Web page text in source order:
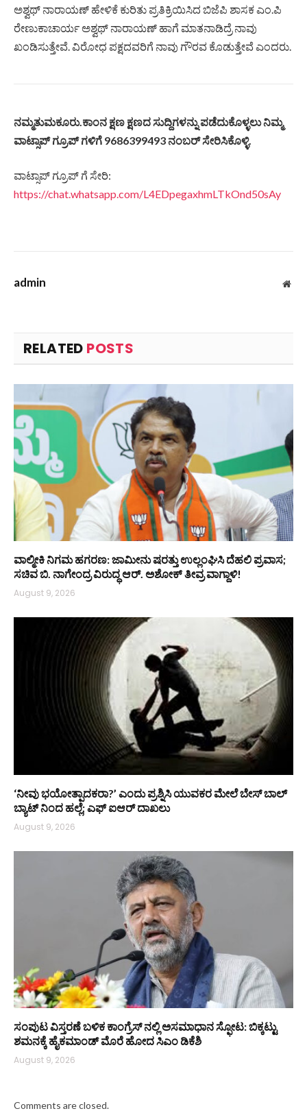
ಅಶ್ವಥ್ ನಾರಾಯಣ್ ಹೇಳಿಕೆ ಕುರಿತು ಪ್ರತಿಕ್ರಿಯಿಸಿದ ಬಿಜೆಪಿ ಶಾಸಕ ಎಂ.ಪಿ
ರೇಣುಕಾಚಾರ್ಯ ಅಶ್ವಥ್ ನಾರಾಯಣ್ ಹಾಗೆ ಮಾತನಾಡಿದ್ರೆ ನಾವು
ಖಂಡಿಸುತ್ತೇವೆ. ವಿರೋಧ ಪಕ್ಷದವರಿಗೆ ನಾವು ಗೌರವ ಕೊಡುತ್ತೇವೆ ಎಂದರು.
ನಮ್ಮತುಮಕೂರು.ಕಾಂನ ಕ್ಷಣ ಕ್ಷಣದ ಸುದ್ದಿಗಳನ್ನು ಪಡೆದುಕೊಳ್ಳಲು ನಿಮ್ಮ
ವಾಟ್ಸಾಪ್ ಗ್ರೂಪ್ ಗಳಿಗೆ 9686399493 ನಂಬರ್ ಸೇರಿಸಿಕೊಳ್ಳಿ.
ವಾಟ್ಸಾಪ್ ಗ್ರೂಪ್ ಗೆ ಸೇರಿ:
https://chat.whatsapp.com/L4EDpegaxhmLTkOnd50sAy
admin
RELATED POSTS
ವಾಲ್ಮೀಕಿ ನಿಗಮ ಹಗರಣ: ಜಾಮೀನು ಷರತ್ತು ಉಲ್ಲಂಘಿಸಿ ದೆಹಲಿ ಪ್ರವಾಸ;
ಸಚಿವ ಬಿ. ನಾಗೇಂದ್ರ ವಿರುದ್ಧ ಆರ್. ಅಶೋಕ್ ತೀವ್ರ ವಾಗ್ದಾಳಿ!
August 9, 2026
‘ನೀವು ಭಯೋತ್ಪಾದಕರಾ?’ ಎಂದು ಪ್ರಶ್ನಿಸಿ ಯುವಕರ ಮೇಲೆ ಬೇಸ್‌ ಬಾಲ್
ಬ್ಯಾಟ್‌ ನಿಂದ ಹಲ್ಲೆ; ಎಫ್‌ ಐಆರ್ ದಾಖಲು
August 9, 2026
ಸಂಪುಟ ವಿಸ್ತರಣೆ ಬಳಿಕ ಕಾಂಗ್ರೆಸ್‌ ನಲ್ಲಿ ಅಸಮಾಧಾನ ಸ್ಫೋಟ: ಬಿಕ್ಕಟ್ಟು
ಶಮನಕ್ಕೆ ಹೈಕಮಾಂಡ್‌ ಮೊರೆ ಹೋದ ಸಿಎಂ ಡಿಕೆಶಿ
August 9, 2026
Comments are closed.